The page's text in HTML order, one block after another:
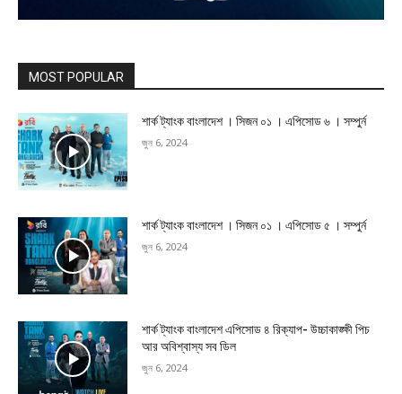
MOST POPULAR
শার্ক ট্যাংক বাংলাদেশ । সিজন ০১ । এপিসোড ৬ । সম্পুর্ন
জুন 6, 2024
শার্ক ট্যাংক বাংলাদেশ । সিজন ০১ । এপিসোড ৫ । সম্পুর্ন
জুন 6, 2024
শার্ক ট্যাংক বাংলাদেশ এপিসোড ৪ রিক্যাপ- উচ্চাকাঙ্ক্ষী পিচ
আর অবিশ্বাস্য সব ডিল
জুন 6, 2024